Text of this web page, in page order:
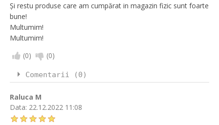
Și restu produse care am cumpărat in magazin fizic sunt foarte
bune!
Multumim!
Multumim!
(0) (0)
Comentarii (0)
Raluca M
Data: 22.12.2022 11:08